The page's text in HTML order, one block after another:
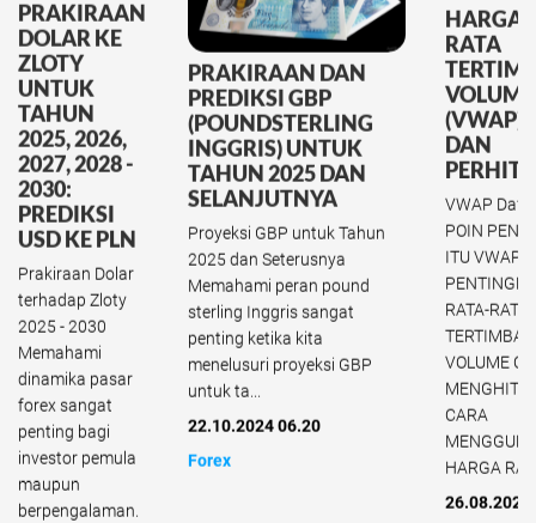
PRAKIRAAN
DOLAR KE
ZLOTY
UNTUK
TAHUN
2025, 2026,
2027, 2028 -
2030:
PREDIKSI
USD KE PLN
Prakiraan Dolar
terhadap Zloty
2025 - 2030
Memahami
dinamika pasar
forex sangat
penting bagi
investor pemula
maupun
berpengalaman.
PRAKIRAAN DAN
PREDIKSI GBP
(POUNDSTERLING
INGGRIS) UNTUK
TAHUN 2025 DAN
SELANJUTNYA
Proyeksi GBP untuk Tahun
2025 dan Seterusnya
Memahami peran pound
sterling Inggris sangat
penting ketika kita
menelusuri proyeksi GBP
untuk ta...
22.10.2024 06.20
Forex
HARGA
RATA
VOLUME
(VWAP)
DAN
VWAP
POIN
ITU VWAP?
RATA-RATA
VOLUME
CARA
HARGA
26.08.2024